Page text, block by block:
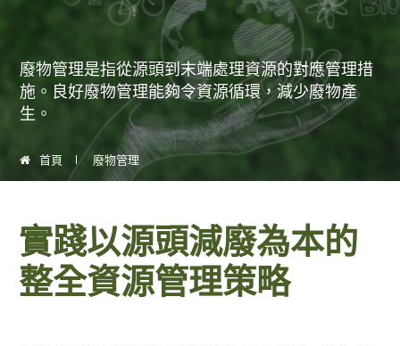
廢物管理是指從源頭到末端處理資源的對應管理措
施。良好廢物管理能夠令資源循環，減少廢物產
生。
首頁 廢物管理
實踐以源頭減廢為本的
整全資源管理策略